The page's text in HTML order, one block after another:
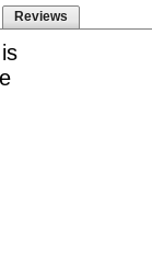
Reviews